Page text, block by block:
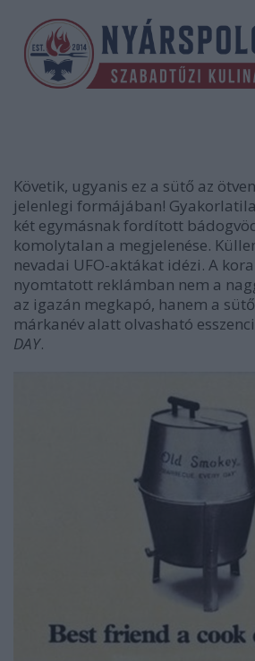
Követik, ugyanis ez a sütő az
jelenlegi formájában!
két egymásnak fordított
komolytalan a megjelenése.
nevadai UFO-aktákat idézi. A
nyomtatott reklámban nem a
az igazán megkapó, hanem a
márkanév alatt olvasható
DAY.